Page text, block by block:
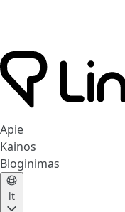
Apie
Kainos
Bloginimas
lt